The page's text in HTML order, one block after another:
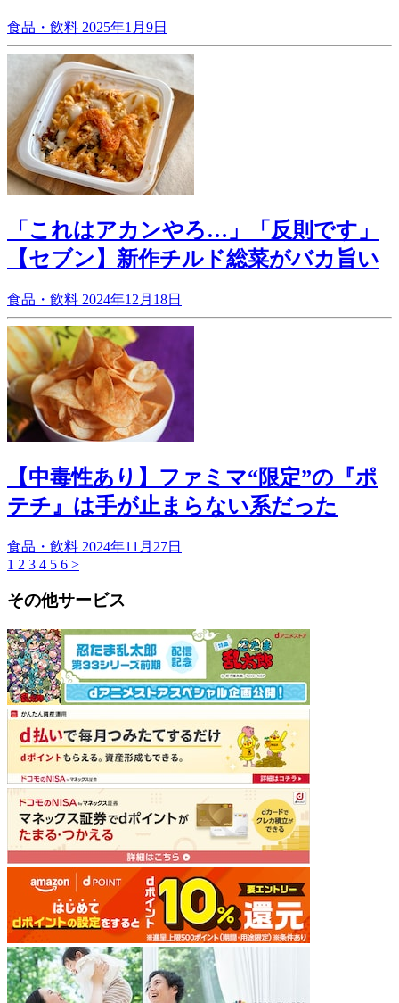
食品・飲料 2025年1月9日
「これはアカンやろ…」「反則です」
【セブン】新作チルド総菜がバカ旨い
食品・飲料 2024年12月18日
【中毒性あり】ファミマ“限定”の『ポ
テチ』は手が止まらない系だった
食品・飲料 2024年11月27日
1 2 3 4 5 6 >
その他サービス